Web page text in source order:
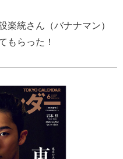
統さん（バナナマン）
もらった！